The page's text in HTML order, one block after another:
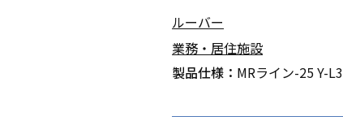
ルーバー
業務・居住施設
製品仕様： MRライン-25 Y-L3